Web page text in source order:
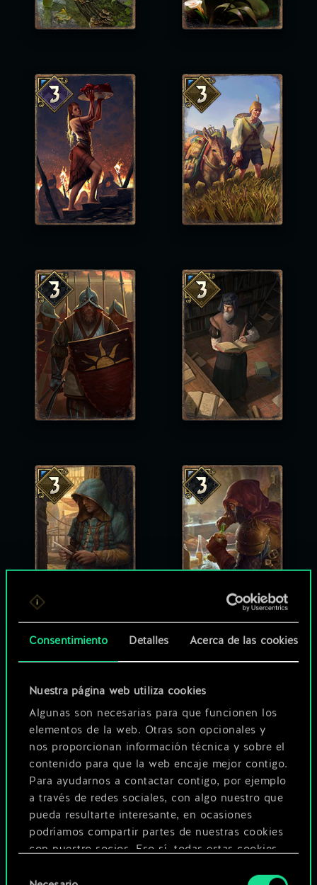
Consentimiento Detalles Acerca de las cookies
Nuestra página web utiliza cookies
Algunas son necesarias para que funcionen los
elementos de la web. Otras son opcionales y
nos proporcionan información técnica y sobre el
contenido para que la web encaje mejor contigo.
Para ayudarnos a contactar contigo, por ejemplo
a través de redes sociales, con algo nuestro que
pueda resultarte interesante, en ocasiones
podríamos compartir partes de nuestras cookies
con nuestro socios. Eso sí, todas estas cookies